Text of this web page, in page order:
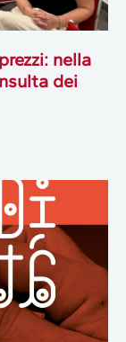
nella
dei